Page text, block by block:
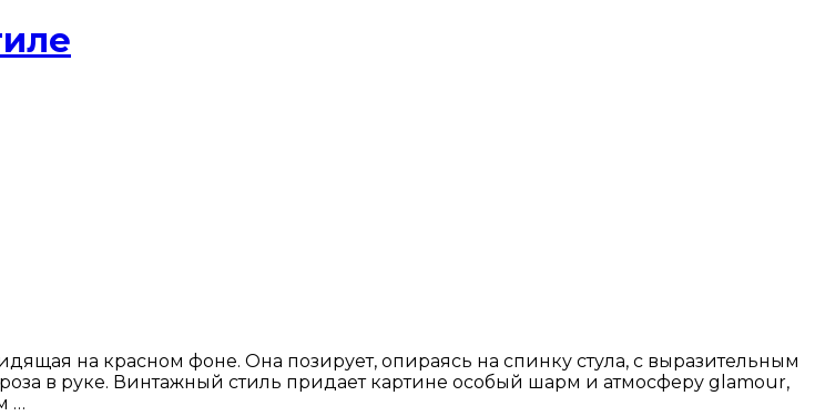
на красном фоне. Она позирует, опираясь на спинку стула, с выразительным
в руке. Винтажный стиль придает картине особый шарм и атмосферу glamour,
…